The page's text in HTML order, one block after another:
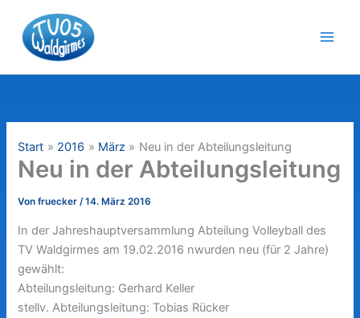
Inhalt
springen
Start 2016 März Neu in der Abteilungsleitung
Neu in der Abteilungsleitung
Vonfruecker/14. März 2016
In der Jahreshauptversammlung Abteilung Volleyball des
TV Waldgirmes am 19.02.2016 nwurden neu (für 2 Jahre)
gewählt:
Abteilungsleitung: Gerhard Keller
stellv. Abteilungsleitung: Tobias Rücker